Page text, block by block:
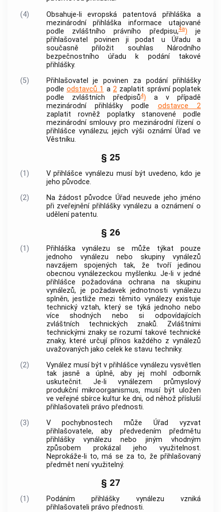
(4)
Obsahuje-li evropská patentová přihláška a
mezinárodní přihláška informace utajované
podle zvláštního právního předpisu,4a) je
přihlašovatel povinen ji podat u Úřadu a
současně přiložit souhlas Národního
bezpečnostního úřadu k podání takové
přihlášky.
(5)
Přihlašovatel je povinen za podání přihlášky
podle odstavců 1 a 2zaplatit správní poplatek
podle zvláštních předpisů4) a v případě
mezinárodní přihlášky podle odstavce 2
zaplatit rovněž poplatky stanovené podle
mezinárodní smlouvy pro mezinárodní řízení o
přihlášce vynálezu; jejich výši oznámí Úřad ve
Věstníku.
§ 25
(1)
V přihlášce vynálezu musí být uvedeno, kdo je
jeho původce.
(2)
Na žádost původce Úřad neuvede jeho jméno
při zveřejnění přihlášky vynálezu a oznámení o
udělení patentu.
§ 26
(1)
Přihláška vynálezu se může týkat pouze
jednoho vynálezu nebo skupiny vynálezů
navzájem spojených tak, že tvoří jedinou
obecnou vynálezeckou myšlenku. Je-li v jedné
přihlášce požadována ochrana na skupinu
vynálezů, je požadavek jednotnosti vynálezu
splněn, jestliže mezi těmito vynálezy existuje
technický vztah, který se týká jednoho nebo
více shodných nebo si odpovídajících
zvláštních technických znaků. Zvláštními
technickými znakyse rozumí takové technické
znaky, které určují přínos každého z vynálezů
uvažovaných jako celek ke stavu techniky.
(2)
Vynález musí být v přihlášce vynálezu vysvětlen
tak jasně a úplně, aby jej mohl odborník
uskutečnit. Je-li vynálezem průmyslový
produkční mikroorganismus, musí být uložen
ve veřejné sbírce kultur ke dni, od něhož přísluší
přihlašovateli právo přednosti.
(3)
V pochybnostech může Úřad vyzvat
přihlašovatele, aby předvedením předmětu
přihlášky vynálezu nebo jiným vhodným
způsobem prokázal jeho využitelnost.
Neprokáže-li to, má se za to, že přihlašovaný
předmět není využitelný.
§ 27
(1)
Podáním přihlášky vynálezu vzniká
přihlašovateli právo přednosti.